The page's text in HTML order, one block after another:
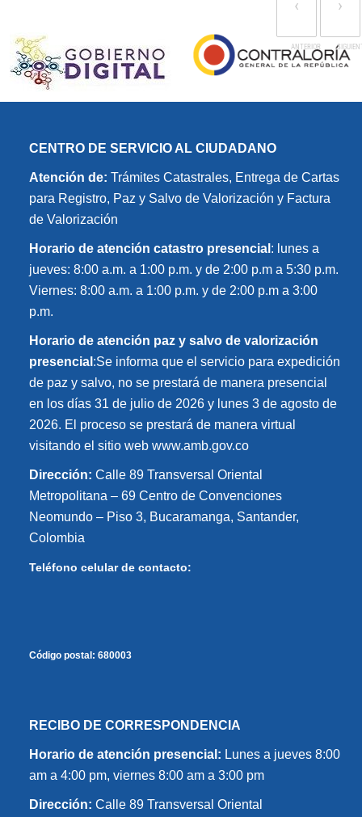
‹ ›
CENTRO DE SERVICIO AL CIUDADANO
Atención de: Trámites Catastrales, Entrega de Cartas
para Registro, Paz y Salvo de Valorización y Factura
de Valorización
Horario de atención catastro presencial : lunes a
jueves: 8:00 a.m. a 1:00 p.m. y de 2:00 p.m a 5:30 p.m.
Viernes: 8:00 a.m. a 1:00 p.m. y de 2:00 p.m a 3:00
p.m.
Horario de atención paz y salvo de valorización
presencial :Se informa que el servicio para expedición
de paz y salvo, no se prestará de manera presencial
en los días 31 de julio de 2026 y lunes 3 de agosto de
2026. El proceso se prestará de manera virtual
visitando el sitio web www.amb.gov.co
Dirección: Calle 89 Transversal Oriental
Metropolitana – 69 Centro de Convenciones
Neomundo – Piso 3, Bucaramanga, Santander,
Colombia
Teléfono celular de contacto:
Código postal: 680003
RECIBO DE CORRESPONDENCIA
Horario de atención presencial: Lunes a jueves 8:00
am a 4:00 pm, viernes 8:00 am a 3:00 pm
Dirección: Calle 89 Transversal Oriental